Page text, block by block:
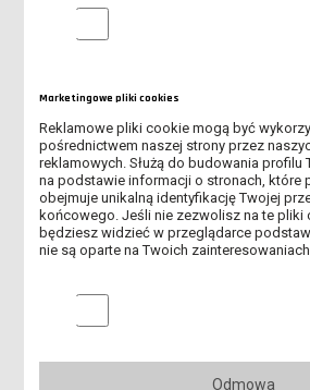
RUSZYŁ II NABÓR NA STUDIA W ANS W
INFORMACJA DLA KANDYDATÓW
BADANIA LEKARSKIE
SPOTKANIE ONLINE DLA KANDYDATÓW NA
OSTATNIE DNI I NABORU NA STUDIA W ANS
DZIECIŃSTWO I EDUKACJA W DOBIE
Analityczne pliki cookie
Marketingowe pliki cookies
Reklamowe pliki cookie mogą być
pośrednictwem naszej strony przez
reklamowych. Służą do budowania profilu
na podstawie informacji o stronach, które
obejmuje unikalną identyfikację Twojej
końcowego. Jeśli nie zezwolisz na te pliki
będziesz widzieć w przeglądarce
nie są oparte na Twoich
Marketingowe pliki cookies
Odmowa